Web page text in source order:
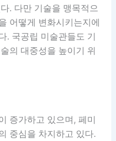
. 다만 기술을 맹목적으
어떻게 변화시키는지에
. 국공립 미술관들도 기
의 대중성을 높이기 위
증가하고 있으며, 페미
중심을 차지하고 있다.